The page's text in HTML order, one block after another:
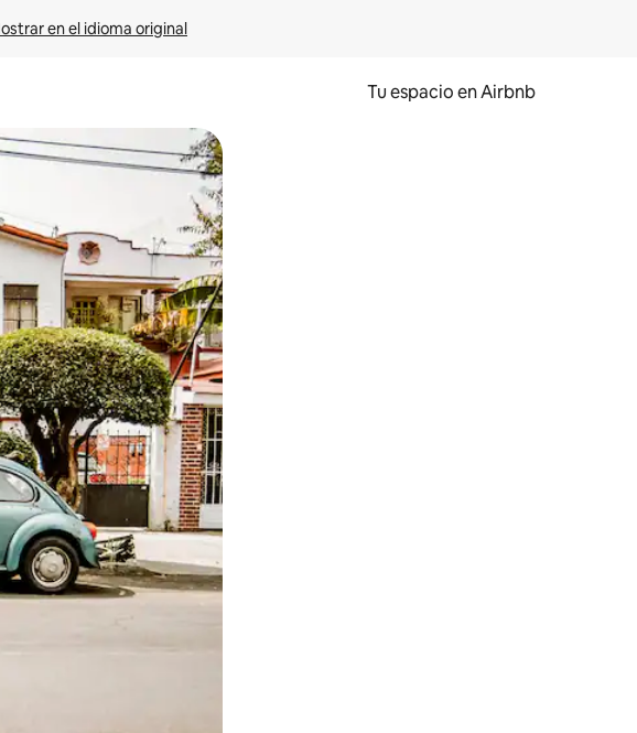
en el idioma original
Tu espacio en Airbnb
y hacia abajo, o bien tocando y deslizando la pantalla.